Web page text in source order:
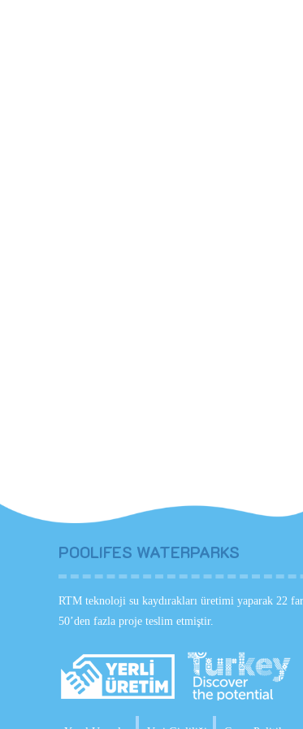
POOLIFES WATERPARKS
RTM teknoloji su kaydırakları üretimi yaparak 22
50’den fazla proje teslim etmiştir.